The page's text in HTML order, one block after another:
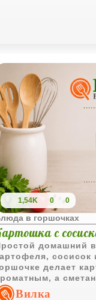
1,54K 0 0
в горшочках
с
домашний
сосисок
делает
а
сливочную
Вилка